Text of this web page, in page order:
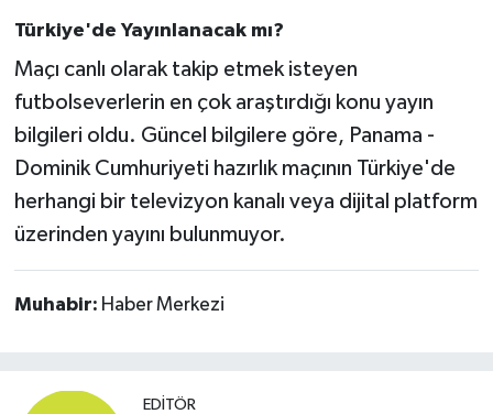
Türkiye'de Yayınlanacak mı?
Maçı canlı olarak takip etmek isteyen
futbolseverlerin en çok araştırdığı konu yayın
bilgileri oldu. Güncel bilgilere göre, Panama -
Dominik Cumhuriyeti hazırlık maçının Türkiye'de
herhangi bir televizyon kanalı veya dijital platform
üzerinden yayını bulunmuyor.
Muhabir: Haber Merkezi
EDITÖR
Savaştepe
SEYAHAT
SİYASET
Sındırgı